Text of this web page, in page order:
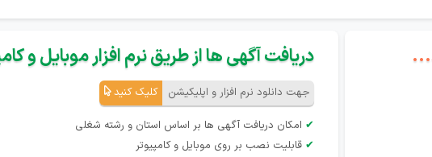
دریافت آگهی ها از طریق نرم افزار موبایل و
جهت دانلود نرم افزار و اپلیکیشن کلیک کنید
✔ امکان دریافت آگهی ها بر اساس استان و رشته شغلی
✔ قابلیت نصب بر روی موبایل و کامپیوتر